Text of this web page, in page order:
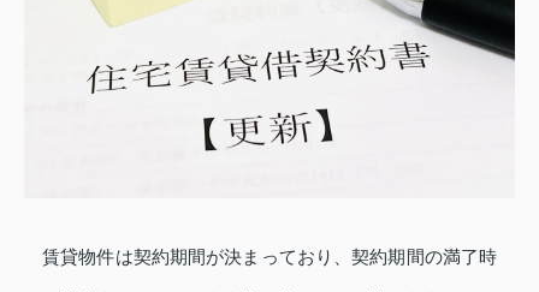
賃貸物件は契約期間が決まっており、契約期間の満了時